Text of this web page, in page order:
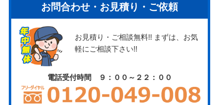
お問合わせ・お見積り・ご依頼
お見積り・ご相談無料!! まずは、お気
軽にご相談下さい!!
電話受付時間 ９：００～２２：００